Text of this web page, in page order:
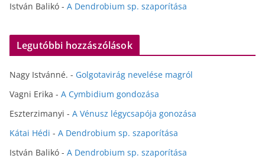
István Balikó - A Dendrobium sp. szaporítása
Legutóbbi hozzászólások
Nagy Istvánné. - Golgotavirág nevelése magról
Vagni Erika - A Cymbidium gondozása
Eszterzimanyi - A Vénusz légycsapója gonozása
Kátai Hédi - A Dendrobium sp. szaporítása
István Balikó - A Dendrobium sp. szaporítása